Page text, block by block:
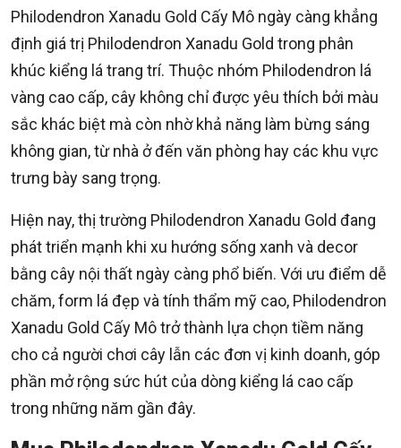
Philodendron Xanadu Gold Cấy Mô ngày càng khẳng
định giá trị Philodendron Xanadu Gold trong phân
khúc kiểng lá trang trí. Thuộc nhóm Philodendron lá
vàng cao cấp, cây không chỉ được yêu thích bởi màu
sắc khác biệt mà còn nhờ khả năng làm bừng sáng
không gian, từ nhà ở đến văn phòng hay các khu vực
trưng bày sang trọng.
Hiện nay, thị trường Philodendron Xanadu Gold đang
phát triển mạnh khi xu hướng sống xanh và decor
bằng cây nội thất ngày càng phổ biến. Với ưu điểm dễ
chăm, form lá đẹp và tính thẩm mỹ cao, Philodendron
Xanadu Gold Cấy Mô trở thành lựa chọn tiềm năng
cho cả người chơi cây lẫn các đơn vị kinh doanh, góp
phần mở rộng sức hút của dòng kiểng lá cao cấp
trong những năm gần đây.